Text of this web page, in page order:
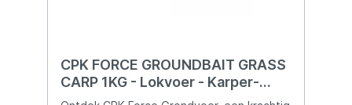
CPK FORCE GROUNDBAIT GRASS
CARP 1KG - Lokvoer - Karper-
Graskarper